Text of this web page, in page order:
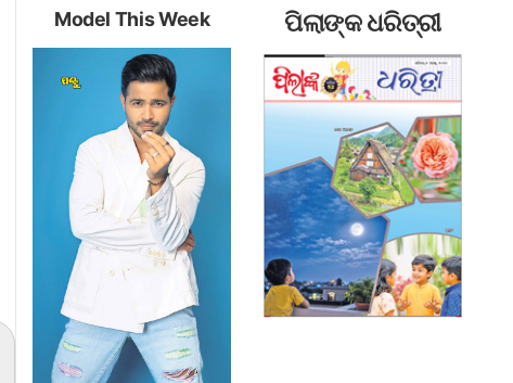
Model This Week ପିଲାଙ୍କ ଧରିତ୍ରୀ